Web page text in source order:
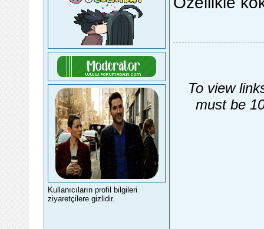
Kullanıcıların profil bilgileri
ziyaretçilere gizlidir.
To view
must be